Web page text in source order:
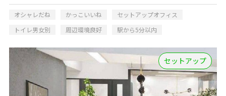
オシャレだね かっこいいね
セットアップオフィス
トイレ男女別
周辺環境良好 駅から5分以内
セットアップ